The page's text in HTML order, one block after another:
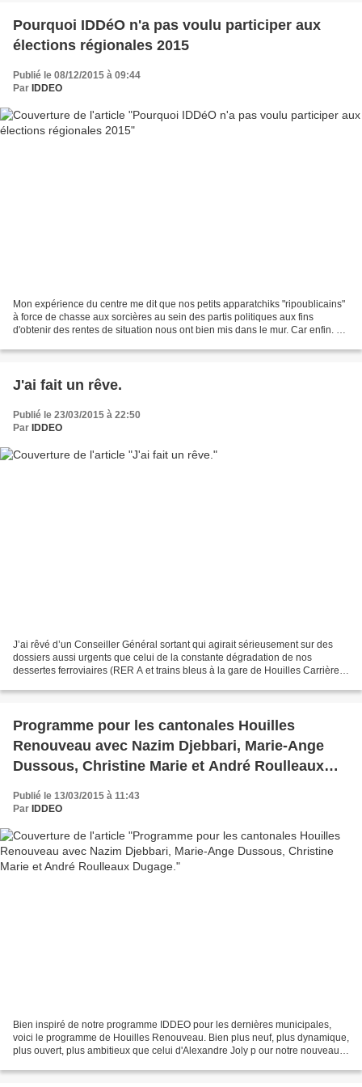
Pourquoi IDDéO n'a pas voulu participer aux
élections régionales 2015
Publié le 08/12/2015 à 09:44
Par IDDEO
Mon expérience du centre me dit que nos petits apparatchiks "ripoublicains"
à force de chasse aux sorcières au sein des partis politiques aux fins
d'obtenir des rentes de situation nous ont bien mis dans le mur. Car enfin. Si
J'ai fait un rêve.
Publié le 23/03/2015 à 22:50
Par IDDEO
J’ai rêvé d’un Conseiller Général sortant qui agirait sérieusement sur des
dossiers aussi urgents que celui de la constante dégradation de nos
dessertes ferroviaires (RER A et trains bleus à la gare de Houilles Carrières)
Programme pour les cantonales Houilles
Renouveau avec Nazim Djebbari, Marie-Ange
Dussous, Christine Marie et André Roulleaux
Publié le 13/03/2015 à 11:43
Par IDDEO
Bien inspiré de notre programme IDDEO pour les dernières municipales,
voici le programme de Houilles Renouveau. Bien plus neuf, plus dynamique,
plus ouvert, plus ambitieux que celui d'Alexandre Joly p our notre nouveau